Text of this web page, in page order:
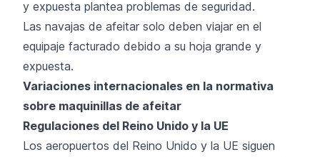
y expuesta plantea problemas de seguridad.
Las navajas de afeitar solo deben viajar en el
equipaje facturado debido a su hoja grande y
expuesta.
Variaciones internacionales en la normativa
sobre maquinillas de afeitar
Regulaciones del Reino Unido y la UE
Los aeropuertos del Reino Unido y la UE siguen